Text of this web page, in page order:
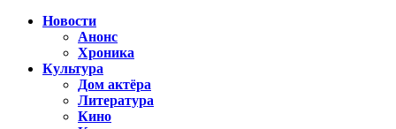
Новости
Анонс
Хроника
Культура
Дом актёра
Литература
Кино